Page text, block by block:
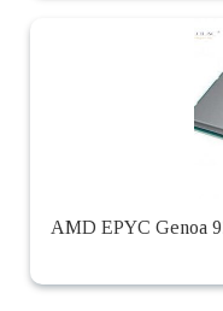
AMD EPYC Genoa